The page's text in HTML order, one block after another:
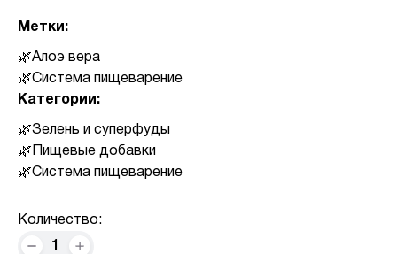
Метки:
Алоэ вера
Система пищеварение
Категории:
Зелень и суперфуды
Пищевые добавки
Система пищеварение
Количество:
1